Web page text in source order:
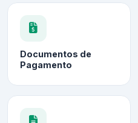
Documentos de
Pagamento